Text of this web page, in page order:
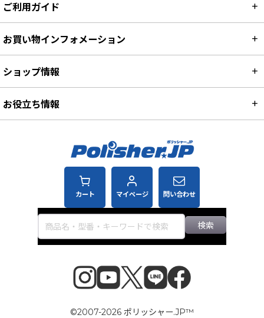
カート マイページ 問い合わせ
検索
ご利用ガイド
お買い物インフォメーション
ショップ情報
お役立ち情報
©2007-2026 ポリッシャー.JP™